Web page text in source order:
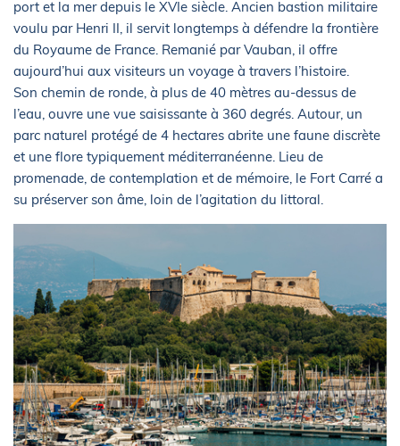
port et la mer depuis le XVIe siècle. Ancien bastion militaire
voulu par Henri II, il servit longtemps à défendre la frontière
du Royaume de France. Remanié par Vauban, il offre
aujourd’hui aux visiteurs un voyage à travers l’histoire.
Son chemin de ronde, à plus de 40 mètres au-dessus de
l’eau, ouvre une vue saisissante à 360 degrés. Autour, un
parc naturel protégé de 4 hectares abrite une faune discrète
et une flore typiquement méditerranéenne. Lieu de
promenade, de contemplation et de mémoire, le Fort Carré a
su préserver son âme, loin de l’agitation du littoral.